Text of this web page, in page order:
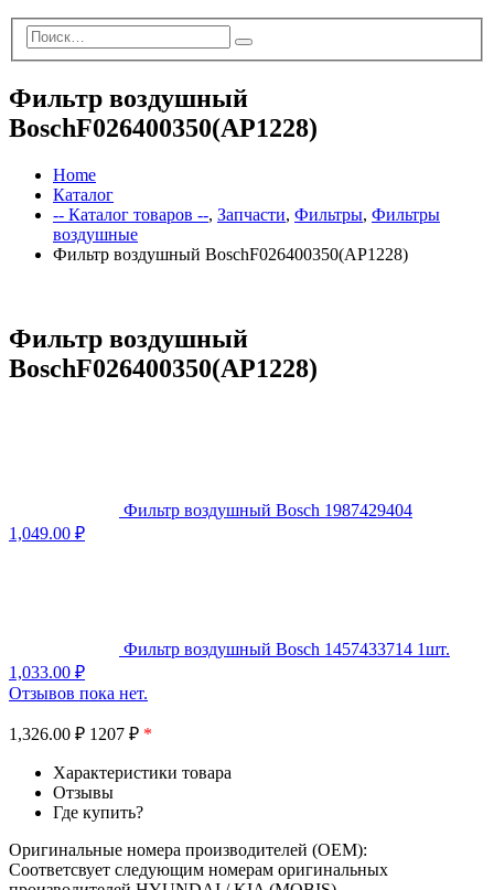
Фильтр воздушный
BoschF026400350(AP1228)
Home
Каталог
-- Каталог товаров --, Запчасти, Фильтры, Фильтры
воздушные
Фильтр воздушный BoschF026400350(AP1228)
Фильтр воздушный
BoschF026400350(AP1228)
Фильтр воздушный Bosch 1987429404
1,049.00 ₽
Фильтр воздушный Bosch 1457433714 1шт.
1,033.00 ₽
Отзывов пока нет.
1,326.00 ₽ 1207 ₽ *
Характеристики товара
Отзывы
Где купить?
Оригинальные номера производителей (OEM):
Соответсвует следующим номерам оригинальных